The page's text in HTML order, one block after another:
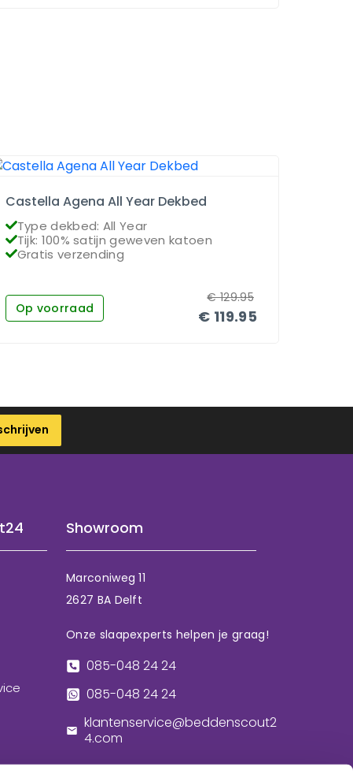
Castella Agena All Year Dekbed
Type dekbed: All Year
Tijk: 100% satijn geweven katoen
Gratis verzending
Op voorraad € 119.95
€129.95
Showroom
Marconiweg 11
2627 BA Delft
Onze slaapexperts helpen je graag!
085-048 24 24
085-048 24 24
klantenservice@beddenscout2
4.com